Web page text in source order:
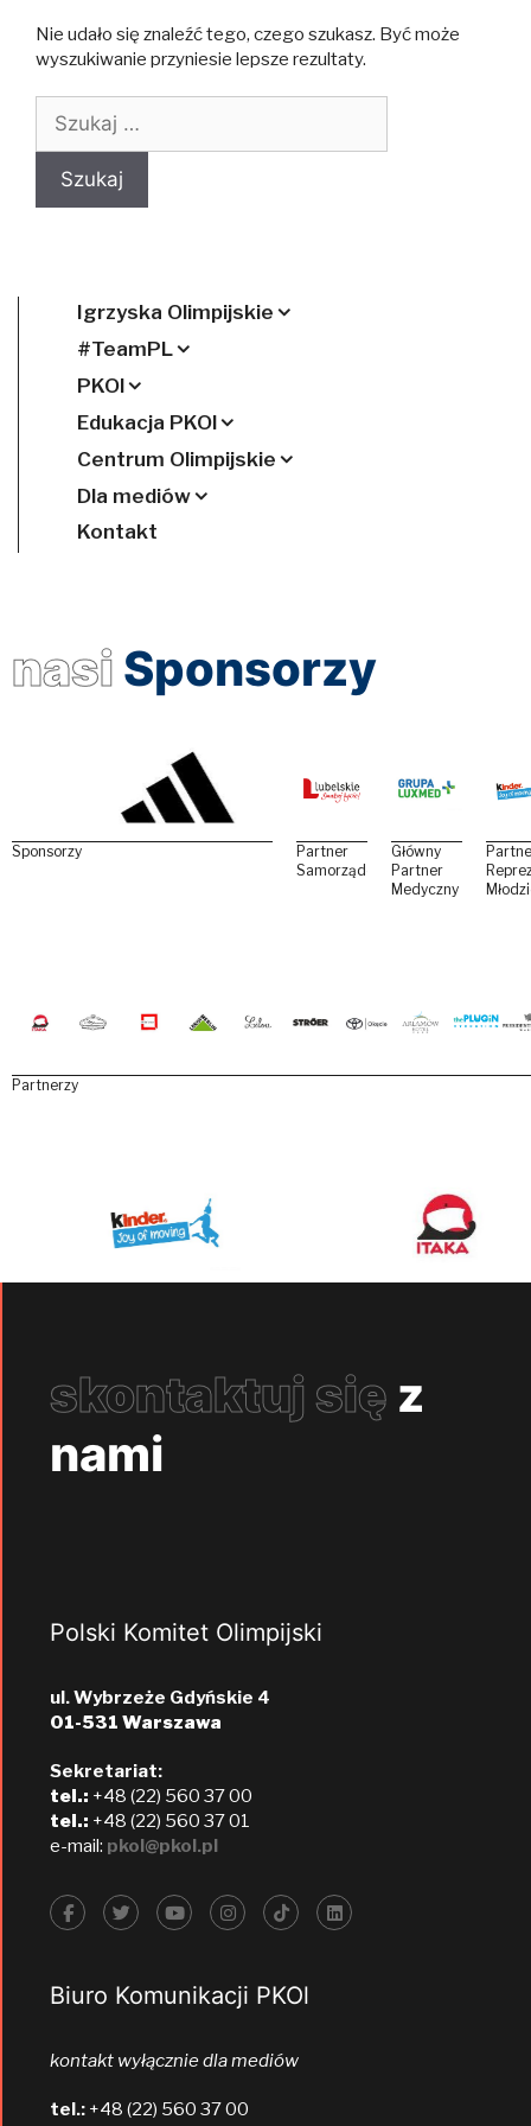
Nie udało się znaleźć tego, czego szukasz. Być może
wyszukiwanie przyniesie lepsze rezultaty.
Igrzyska Olimpijskie
#TeamPL
PKOl
Edukacja PKOl
Centrum Olimpijskie
Dla mediów
Kontakt
nasi Sponsorzy
Sponsorzy
Partner
Samorządowy
Główny
Partner
Medyczny
Partnerzy
skontaktuj się z
nami
Polski Komitet Olimpijski
ul. Wybrzeże Gdyńskie 4
01-531 Warszawa
Sekretariat:
tel.: +48 (22) 560 37 00
tel.: +48 (22) 560 37 01
e-mail: pkol@pkol.pl
Biuro Komunikacji PKOl
kontakt wyłącznie dla mediów
tel.: +48 (22) 560 37 00